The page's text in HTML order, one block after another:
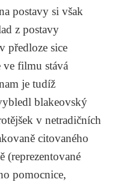
postavy si však
z postavy
předloze sice
ve filmu stává
je tudíž
blakeovský
v netradičních
citovaného
(reprezentované
pomocnice,